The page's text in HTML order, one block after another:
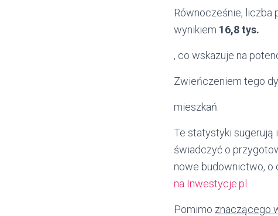
Równocześnie, liczba
wynikiem 16,8 tys.
, co wskazuje na
Zwieńczeniem tego
mieszkań.
Te statystyki sugerują
świadczyć o
nowe budownictwo, o
na Inwestycje.pl
Pomimo znaczącego